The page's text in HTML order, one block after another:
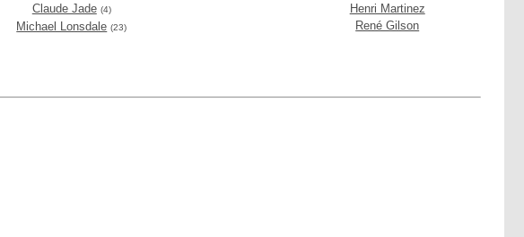
Claude Jade (4)
Michael Lonsdale (23)
Henri Martinez
René Gilson